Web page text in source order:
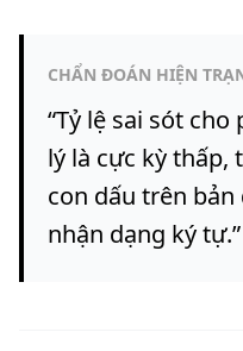
CHẨN ĐOÁN HIỆN
“Tỷ lệ sai sót cho
lý là cực kỳ thấp,
con dấu trên
nhận dạng ký tự.”